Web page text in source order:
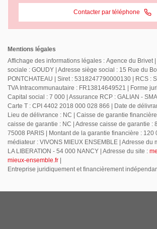
Contacter par téléphone
Mentions légales
Affichage des informations légales : Agence du Brivet
sociale : GOUDY | Adresse siège social : 15 Rue du
PONTCHATEAU | Siret : 5318247790000130 | RCS :
TVA Intracommunautaire : FR13814649521 | Forme
Capital social : 7 000 | Assurance RCP : GALIAN -
Carte T : CPI 4402 2018 000 028 866 | Date de
Lieu de délivrance : NC | Caisse de garantie financière
caisse de garantie : NC | Adresse caisse de garantie :
75008 PARIS | Montant de la garantie financière : 120
médiateur : VIVONS MIEUX ENSEMBLE | Adresse du
LA LIBERATION - 54 000 NANCY | Adresse du site :
mieux-ensemble.fr
Entreprise juridiquement et financièrement